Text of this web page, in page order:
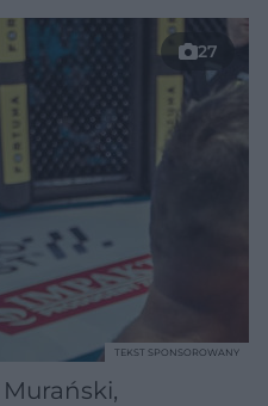
27
Murański,
TEKST SPONSOROWANY